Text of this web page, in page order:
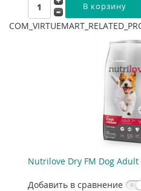
Nutrilove Dry FM Dog
Добавить в сравнение